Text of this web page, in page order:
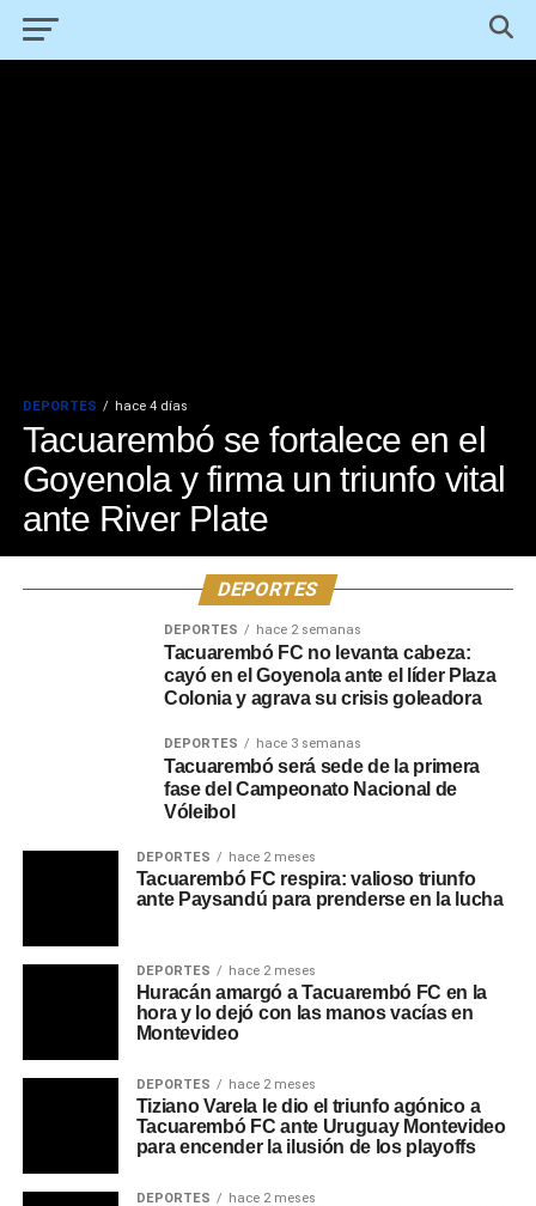
DEPORTES hace 4 días
Tacuarembó se fortalece en el
Goyenola y firma un triunfo vital
ante River Plate
DEPORTES
DEPORTES hace 2 semanas
Tacuarembó FC no levanta cabeza:
cayó en el Goyenola ante el líder Plaza
Colonia y agrava su crisis goleadora
DEPORTES hace 3 semanas
Tacuarembó será sede de la primera
fase del Campeonato Nacional de
Vóleibol
DEPORTES hace 2 meses
Tacuarembó FC respira: valioso triunfo
ante Paysandú para prenderse en la lucha
DEPORTES hace 2 meses
Huracán amargó a Tacuarembó FC en la
hora y lo dejó con las manos vacías en
Montevideo
DEPORTES hace 2 meses
Tiziano Varela le dio el triunfo agónico a
Tacuarembó FC ante Uruguay Montevideo
para encender la ilusión de los playoffs
DEPORTES hace 2 meses